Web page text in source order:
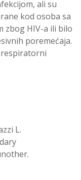
ali su
kod osoba sa
zbog HIV-a ili bilo
poremećaja.
L.